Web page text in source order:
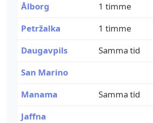
Ålborg 1 timme
Petržalka 1 timme
Daugavpils Samma tid
San Marino
Manama Samma tid
Jaffna